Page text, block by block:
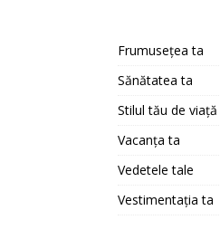
Frumusețea ta
Sănătatea ta
Stilul tău de viață
Vacanța ta
Vedetele tale
Vestimentația ta